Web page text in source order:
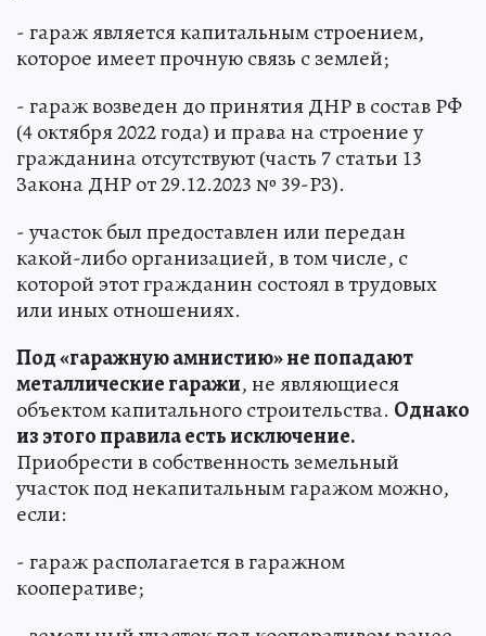
- гараж является капитальным строением,
которое имеет прочную связь с землей;
- гараж возведен до принятия ДНР в состав РФ
(4 октября 2022 года) и права на строение у
гражданина отсутствуют (часть 7 статьи 13
Закона ДНР от 29.12.2023 № 39-РЗ).
- участок был предоставлен или передан
какой-либо организацией, в том числе, с
которой этот гражданин состоял в трудовых
или иных отношениях.
Под «гаражную амнистию» не попадают
металлические гаражи, не являющиеся
объектом капитального строительства. Однако
из этого правила есть исключение.
Приобрести в собственность земельный
участок под некапитальным гаражом можно,
если:
- гараж располагается в гаражном
кооперативе;